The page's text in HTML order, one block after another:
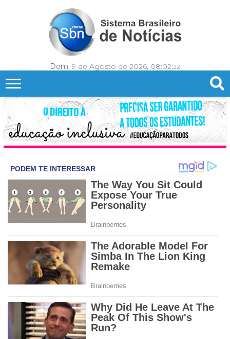
Dom, 9 de Agosto de 2026, 08:02:24